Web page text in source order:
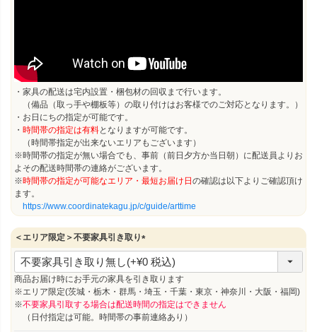
・家具の配送は宅内設置・梱包材の回収まで行います。
（備品（取っ手や棚板等）の取り付けはお客様でのご対応となります。）
・お日にちの指定が可能です。
・ 時間帯の指定は有料となりますが可能です。
（時間帯指定が出来ないエリアもございます）
※時間帯の指定が無い場合でも、事前（前日夕方か当日朝）に配送員よりお
よその配送時間帯の連絡がございます。
※時間帯の指定が可能なエリア・最短お届け日の確認は以下よりご確認頂け
ます。
https://www.coordinatekagu.jp/c/guide/arttime
＜エリア限定＞不要家具引き取り
(
必
須
商品お届け時にお手元の家具を引き取ります
※エリア限定(茨城・栃木・群馬・埼玉・千葉・東京・神奈川・大阪・福岡)
※不要家具引取する場合は配送時間の指定はできません
（日付指定は可能。時間帯の事前連絡あり）